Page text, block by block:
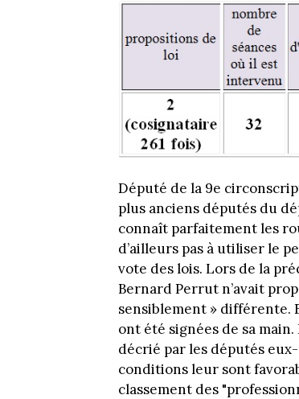
Député de la 9e
plus anciens députés du
connaît parfaitement les
d’ailleurs pas à utiliser le
vote des lois. Lors de la
Bernard Perrut n’avait
sensiblement » différente.
ont été signées de sa
décrié par les députés
conditions leur sont
classement des